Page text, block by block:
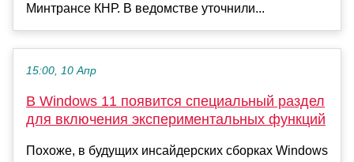
Минтрансе КНР. В ведомстве уточнили...
15:00, 10 Апр
В Windows 11 появится специальный раздел
для включения экспериментальных функций
Похоже, в будущих инсайдерских сборках Windows